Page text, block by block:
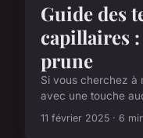
Guide des
capillaires
prune
Si vous cherchez à
avec une touche
11 février 2025 · 6